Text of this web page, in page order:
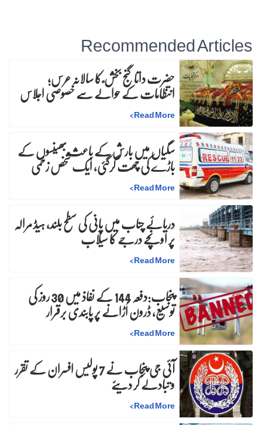
Recommended Articles
حضرت داتا گنج بخش ؒ کا سالانہ عرس;
انتظامات کے حوالے سے خصوصی اجلاس
Read More
>
سگیاں میں بارش کے باعث بھینسوں کے
باڑے کی چھت گرگئی، ایک شخص زخمی
Read More
>
دریائے چناب میں پانی کی سطح بلند، ہیڈ مرالہ
پر اونچے درجے کا سیلاب
Read More
>
پنجاب:دفعہ 144 کے نفاذ میں 30 روز کیتوسیع، ڈرون اُڑانے پر پابندی برقرار
Read More
>
آئی جی پنجاب نے 7 پولیس افسران کے تقرر و تبادلے کر دیئے
Read More
>